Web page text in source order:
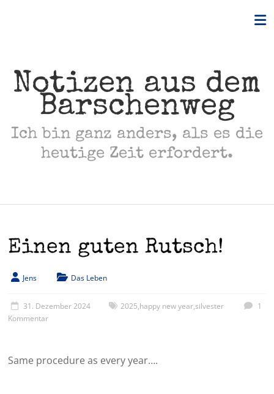
Notizen aus dem
Barschenweg
Ich bin ganz anders, als es die
heutige Zeit erfordert.
Einen guten Rutsch!
Jens Das Leben
31. Dezember 2024 2025,happy new year,silvester
1
Kommentar
Same procedure as every year….